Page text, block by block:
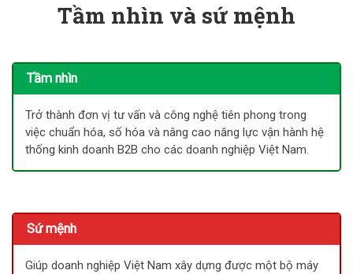
Tầm nhìn và sứ mệnh
Tầm nhìn
Trở thành đơn vị tư vấn và công nghệ tiên phong trong
việc chuẩn hóa, số hóa và nâng cao năng lực vận hành hệ
thống kinh doanh B2B cho các doanh nghiệp Việt Nam.
Sứ mệnh
Giúp doanh nghiệp Việt Nam xây dựng được một bộ máy